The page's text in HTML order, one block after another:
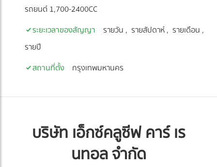
รถยนต์ 1,700-2400CC
ระยะเวลาของสัญญา
รายวัน รายสัปดาห์
รายเดือน
รายปี
สถานที่ตั้ง
กรุงเทพมหานคร
บริษัท เอ็กซ์คลูซีฟ คาร์ เร
นทอล จำกัด